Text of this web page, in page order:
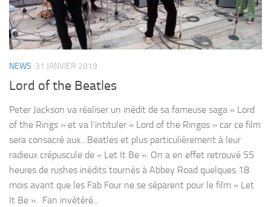
NEWS 31 JANVIER 2019
Lord of the Beatles
Peter Jackson va réaliser un inédit de sa fameuse saga « Lord
of the Rings » et va l’intituler « Lord of the Ringos » car ce film
sera consacré aux…Beatles et plus particulièrement à leur
radieux crépuscule de « Let It Be ». On a en effet retrouvé 55
heures de rushes inédits tournés à Abbey Road quelques 18
mois avant que les Fab Four ne se séparent pour le film « Let
It Be ». Fan invétéré...